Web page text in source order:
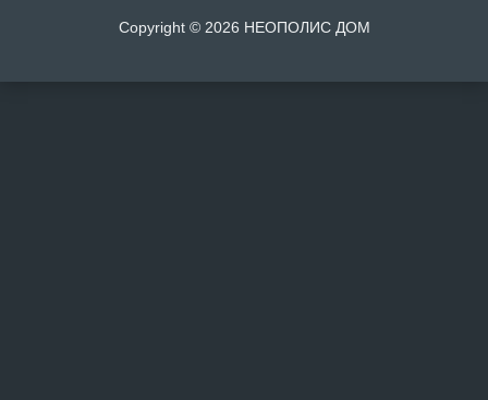
Copyright © 2026 НЕОПОЛИС ДОМ